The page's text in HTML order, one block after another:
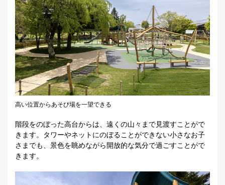
高い位置からあそび場を一望できる
階段をのぼった高台からは、遠くの山々まで見渡すことがで
きます。タワーやネットにのぼることができない小さなお子
さまでも、景色を眺めながら開放的な気分で過ごすことがで
きます。